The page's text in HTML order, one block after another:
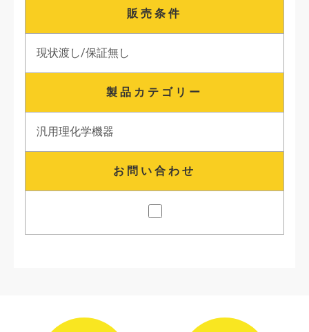
販売条件
現状渡し/保証無し
製品カテゴリー
汎用理化学機器
お問い合わせ